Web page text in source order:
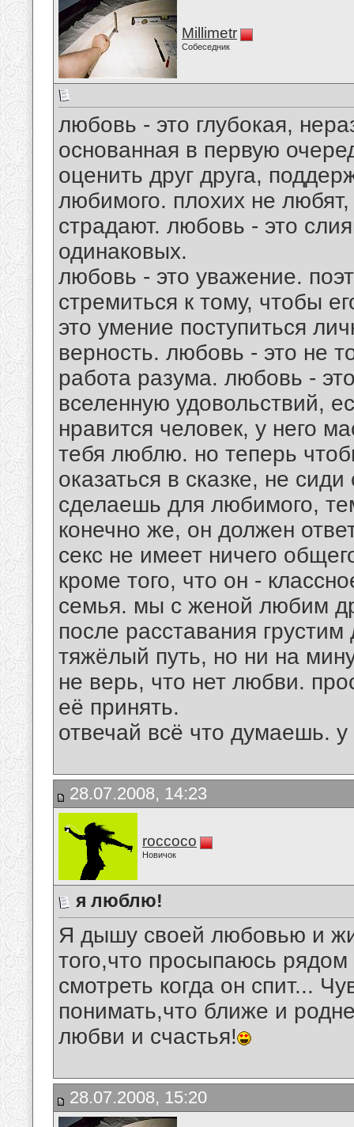
Millimetr
Собеседник
любовь - это глубокая,
основанная в первую
оценить друг друга,
любимого. плохих не
страдают. любовь - это
одинаковых.
любовь - это уважение.
стремиться к тому, чтобы
это умение поступиться
верность. любовь - это не
работа разума. любовь -
вселенную удовольствий,
нравится человек, у него
тебя люблю. но теперь
оказаться в сказке, не
сделаешь для любимого,
конечно же, он должен
секс не имеет ничего
кроме того, что он -
семья. мы с женой любим
после расставания
тяжёлый путь, но ни на
не верь, что нет любви.
её принять.
отвечай всё что думаешь.
28.07.2008, 14:23
roccoco
Новичок
я люблю!
Я дышу своей любовью и
того,что просыпаюсь
смотреть когда он спит...
понимать,что ближе и
любви и счастья!
28.07.2008, 15:20